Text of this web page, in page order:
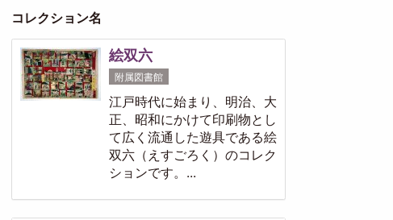
コレクション名
絵双六
附属図書館
江戸時代に始まり、明治、大
正、昭和にかけて印刷物とし
て広く流通した遊具である絵
双六（えすごろく）のコレク
ションです。...